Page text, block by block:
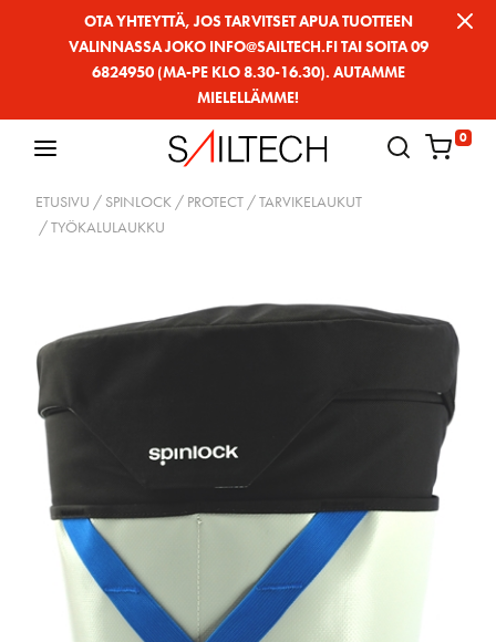
OTA YHTEYTTÄ, JOS TARVITSET APUA TUOTTEEN
VALINNASSA JOKO INFO@SAILTECH.FI TAI SOITA 09
6824950 (MA-PE KLO 8.30-16.30). AUTAMME
MIELELLÄMME!
0
ETUSIVU / SPINLOCK / PROTECT /TARVIKELAUKUT
/ TYÖKALULAUKKU